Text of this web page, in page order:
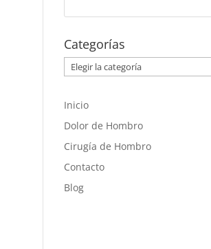
Categorías
Categorías
Inicio
Dolor de Hombro
Cirugía de Hombro
Contacto
Blog